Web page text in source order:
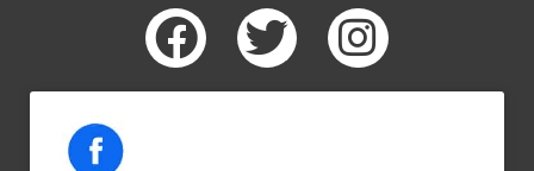
F
a
T
w
I
n